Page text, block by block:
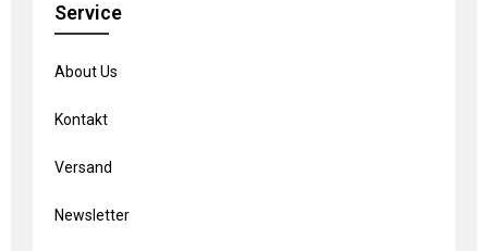
Service
About Us
Kontakt
Versand
Newsletter